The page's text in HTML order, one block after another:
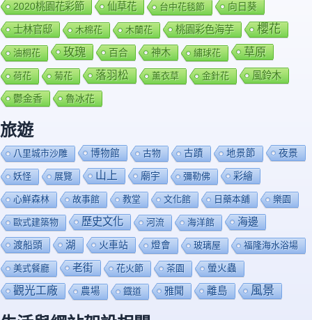
2020桃園花彩節
仙草花 台中花毯節 向日葵
士林官邸 木棉花 木蘭花 桃園彩色海芋 櫻花
油桐花 玫瑰 百合 神木 繡球花 草原
荷花 菊花 落羽松 薰衣草 金針花 風鈴木
鬱金香 魯冰花
旅遊
八里城市沙雕 博物館 古物 古蹟 地景節 夜景
妖怪 展覽 山上 廟宇 彌勒佛 彩繪
心鮮森林 故事館 教堂 文化館 日藥本舖 樂園
歐式建築物 歷史文化 河流 海洋館 海邊
渡船頭 湖 火車站 燈會 玻璃屋 福隆海水浴場
美式餐廳 老街 花火節 茶園 螢火蟲
觀光工廠 農場 鐡道 雅聞 離島 風景